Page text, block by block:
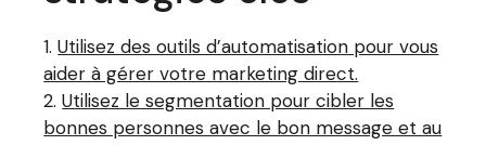
Utilisez des outils d’automatisation pour vous
aider à gérer votre marketing direct.
Utilisez le segmentation pour cibler les
bonnes personnes avec le bon message et au